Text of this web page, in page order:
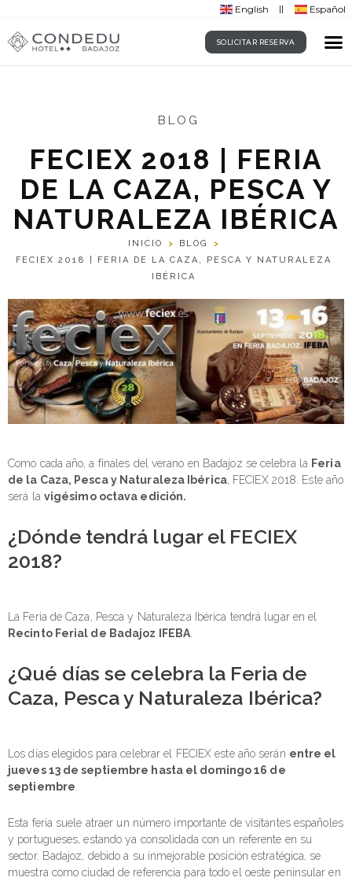
English Español
SOLICITAR RESERVA
BLOG
FECIEX 2018 | FERIA
DE LA CAZA, PESCA Y
NATURALEZA IBÉRICA
INICIO > BLOG
>
FECIEX 2018 | FERIA DE LA CAZA, PESCA Y NATURALEZA
IBÉRICA
Como cada año, a finales del verano en Badajoz se celebra la Feria
de la Caza, Pesca y Naturaleza Ibérica, FECIEX 2018. Este año
será la vigésimo octava edición.
¿Dónde tendrá lugar el FECIEX
2018?
La Feria de Caza, Pesca y Naturaleza Ibérica tendrá lugar en el
Recinto Ferial de Badajoz IFEBA.
¿Qué días se celebra la Feria de
Caza, Pesca y Naturaleza Ibérica?
Los días elegidos para celebrar el FECIEX este año serán entre el
jueves 13 de septiembre hasta el domingo 16 de
septiembre.
Esta feria suele atraer un número importante de visitantes españoles
y portugueses, estando ya consolidada con un referente en su
sector. Badajoz, debido a su inmejorable posición estratégica, se
muestra como ciudad de referencia para todo el oeste peninsular en